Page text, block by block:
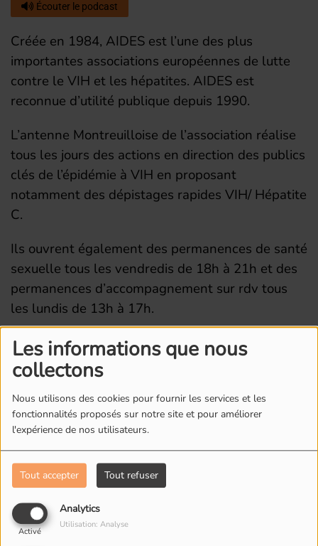
Les informations que nous
collectons
Nous utilisons des cookies pour fournir les services et les
fonctionnalités proposés sur notre site et pour améliorer
l'expérience de nos utilisateurs.
Tout accepter Tout refuser
Analytics
Activé
Utilisation: Analyse
Écouter le podcast
Créée en 1984, AIDES est l’une des plus
importantes associations européennes de lutte
contre le VIH et les hépatites. AIDES est
reconnue d’utilité publique depuis 1990.
L’antenne Montreuilloise de l’association réalise
tous les jours des actions en direction des publics
clés de l’épidémie à VIH en proposant
notamment des dépistages rapides VIH/ Hépatite
C.
Ils ouvrent également des permanences de santé
sexuelle tous les vendredis de 18h à 21h et des
permanences d’accompagnement sur rdv tous
les lundis de 13h à 17h.
L'ÉQUIPE DE RADIO M'S